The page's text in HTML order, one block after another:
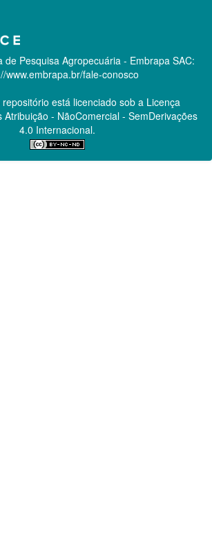
de Pesquisa Agropecuária - Embrapa SAC:
www.embrapa.br/fale-conosco
está licenciado sob a Licença
Atribuição - NãoComercial - SemDerivações
4.0 Internacional.